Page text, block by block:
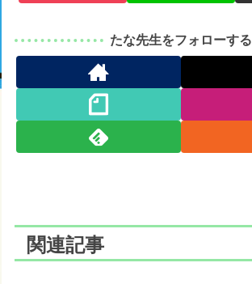
たな先生をフォローする
関連記事